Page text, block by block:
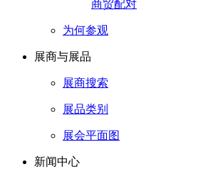
商贸配对
为何参观
展商与展品
展商搜索
展品类别
展会平面图
新闻中心